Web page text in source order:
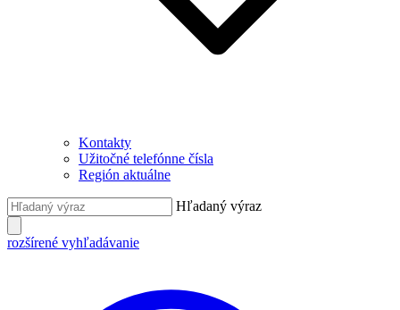
Kontakty
Užitočné telefónne čísla
Región aktuálne
Hľadaný výraz
rozšírené vyhľadávanie